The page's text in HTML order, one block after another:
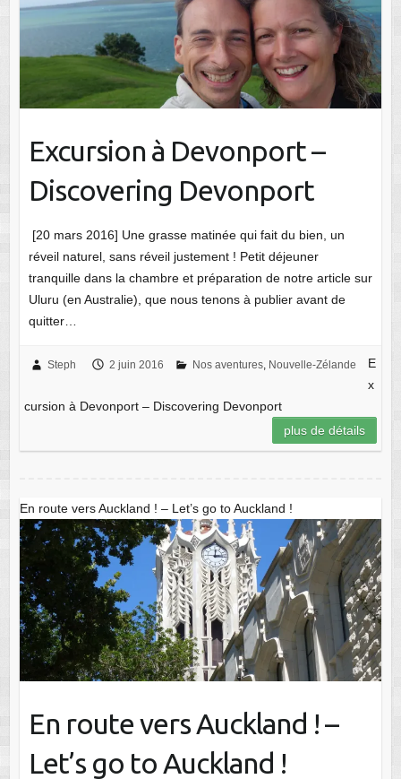
Excursion à Devonport –
Discovering Devonport
[20 mars 2016] Une grasse matinée qui fait du bien, un
réveil naturel, sans réveil justement ! Petit déjeuner
tranquille dans la chambre et préparation de notre article sur
Uluru (en Australie), que nous tenons à publier avant de
quitter…
Steph 2 juin 2016 Nos aventures, Nouvelle-Zélande
E
x
cursion à Devonport – Discovering Devonport
plus de détails
En route vers Auckland ! – Let’s go to Auckland !
En route vers Auckland ! –
Let’s go to Auckland !